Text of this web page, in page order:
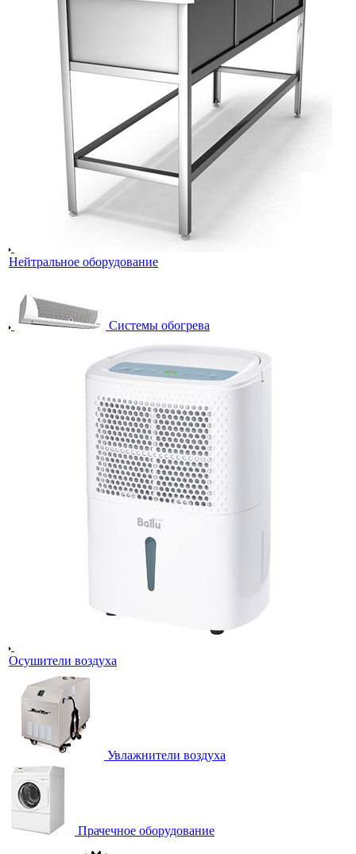
Нейтральное оборудование
Системы обогрева
Осушители воздуха
Увлажнители воздуха
Прачечное оборудование